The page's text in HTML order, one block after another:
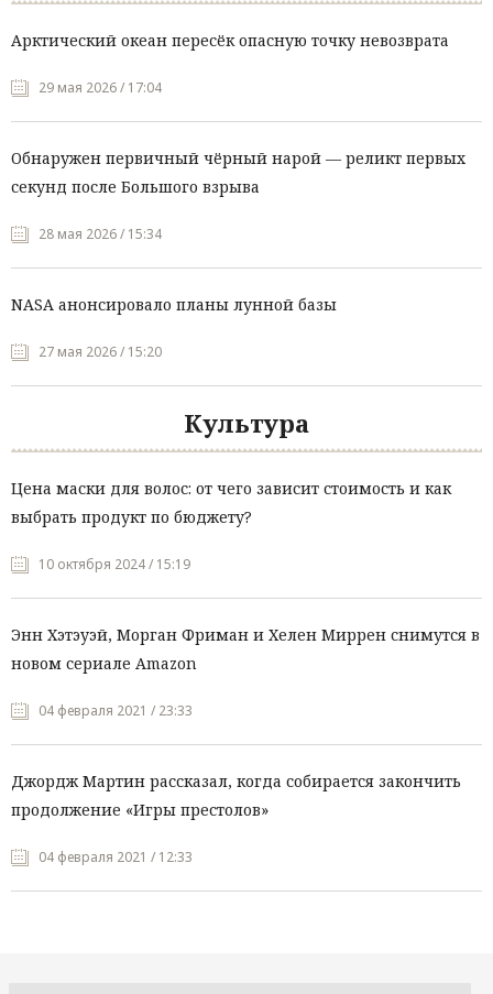
Арктический океан пересёк опасную точку невозврата
29 мая 2026 / 17:04
Обнаружен первичный чёрный нарой — реликт первых
секунд после Большого взрыва
28 мая 2026 / 15:34
NASA анонсировало планы лунной базы
27 мая 2026 / 15:20
Культура
Цена маски для волос: от чего зависит стоимость и как
выбрать продукт по бюджету?
10 октября 2024 / 15:19
Энн Хэтэуэй, Морган Фриман и Хелен Миррен снимутся в
новом сериале Amazon
04 февраля 2021 / 23:33
Джордж Мартин рассказал, когда собирается закончить
продолжение «Игры престолов»
04 февраля 2021 / 12:33